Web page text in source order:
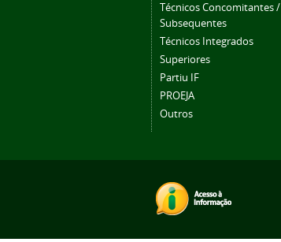
Técnicos Concomitantes /
Subsequentes
Técnicos Integrados
Superiores
Partiu IF
PROEJA
Outros